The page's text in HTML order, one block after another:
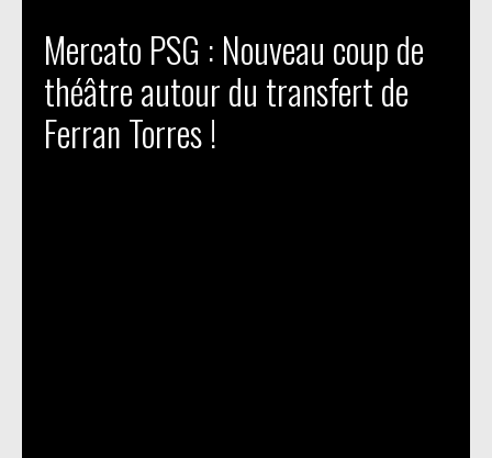
Mercato PSG : Nouveau coup de
théâtre autour du transfert de
Ferran Torres !